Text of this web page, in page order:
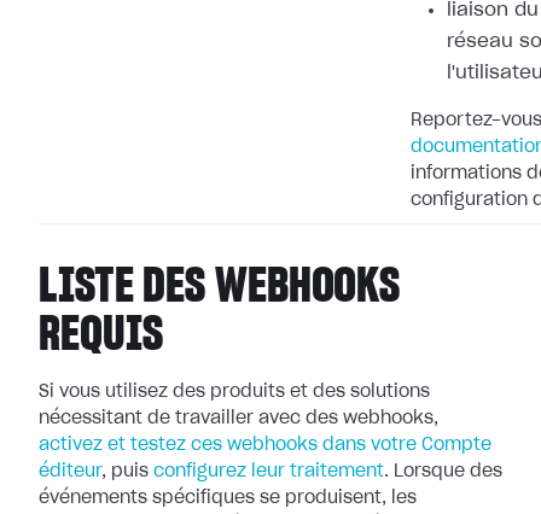
liaison
réseau
Reportez-
informations
configuration
LISTE DES WEBHOOKS
REQUIS
Si vous utilisez des produits et des solutions
nécessitant de travailler avec des webhooks,
activez et testez ces webhooks dans votre Compte
éditeur, puis configurez leur traitement. Lorsque des
événements spécifiques se produisent, les